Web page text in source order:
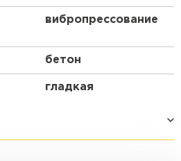
вибропрессование
бетон
гладкая